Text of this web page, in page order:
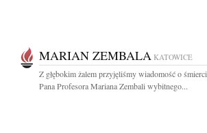
MARIAN ZEMBALA KATOWICE
Z głębokim żalem przyjęliśmy wiadomość o śmierci
Pana Profesora Mariana Zembali wybitnego...